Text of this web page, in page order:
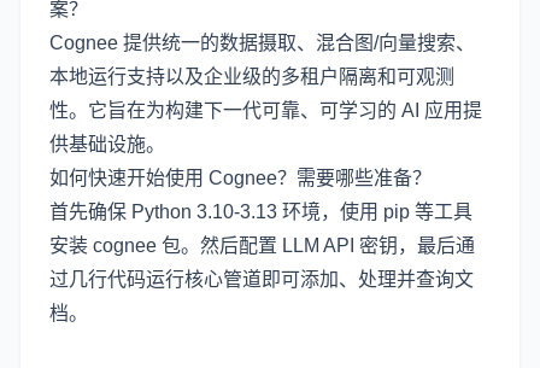
案？
Cognee 提供统一的数据摄取、混合图/向量搜索、
本地运行支持以及企业级的多租户隔离和可观测
性。它旨在为构建下一代可靠、可学习的 AI 应用提
供基础设施。
如何快速开始使用 Cognee？需要哪些准备？
首先确保 Python 3.10-3.13 环境，使用 pip 等工具
安装 cognee 包。然后配置 LLM API 密钥，最后通
过几行代码运行核心管道即可添加、处理并查询文
档。